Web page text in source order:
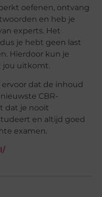
oefenen, ontvang
en heb je
experts. Het
je hebt geen last
Hierdoor kun je
jou uitkomt.
ervoor dat de inhoud
CBR-
dat je nooit
en altijd goed
examen.